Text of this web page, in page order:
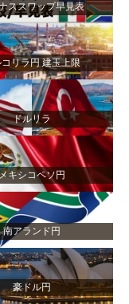
ススワップ早見表
コリラ円 建玉上限
ドルリラ
キシコペソ円
南アランド円
豪ドル円